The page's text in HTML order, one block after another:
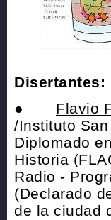
Disertantes:
● Flavio
/Instituto
Diplomado
Historia
Radio -
(Declarado
de la ciudad